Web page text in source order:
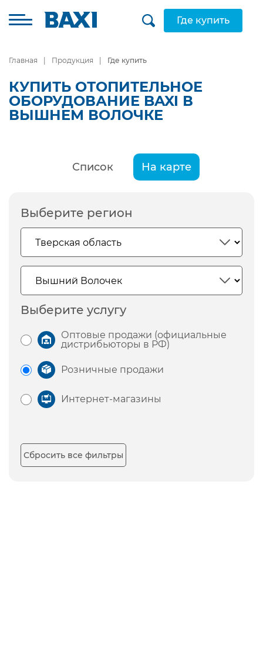
Где купить
Главная Продукция Где купить
КУПИТЬ ОТОПИТЕЛЬНОЕ
ОБОРУДОВАНИЕ BAXI В
ВЫШНЕМ ВОЛОЧКЕ
Список На карте
Выберите регион
Выберите услугу
Оптовые продажи (официальные
дистрибьюторы в РФ)
Розничные продажи
Интернет-магазины
Сбросить все фильтры